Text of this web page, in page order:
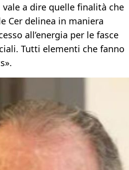
vale a dire quelle finalità che
Cer delinea in maniera
all’energia per le fasce
Tutti elementi che fanno